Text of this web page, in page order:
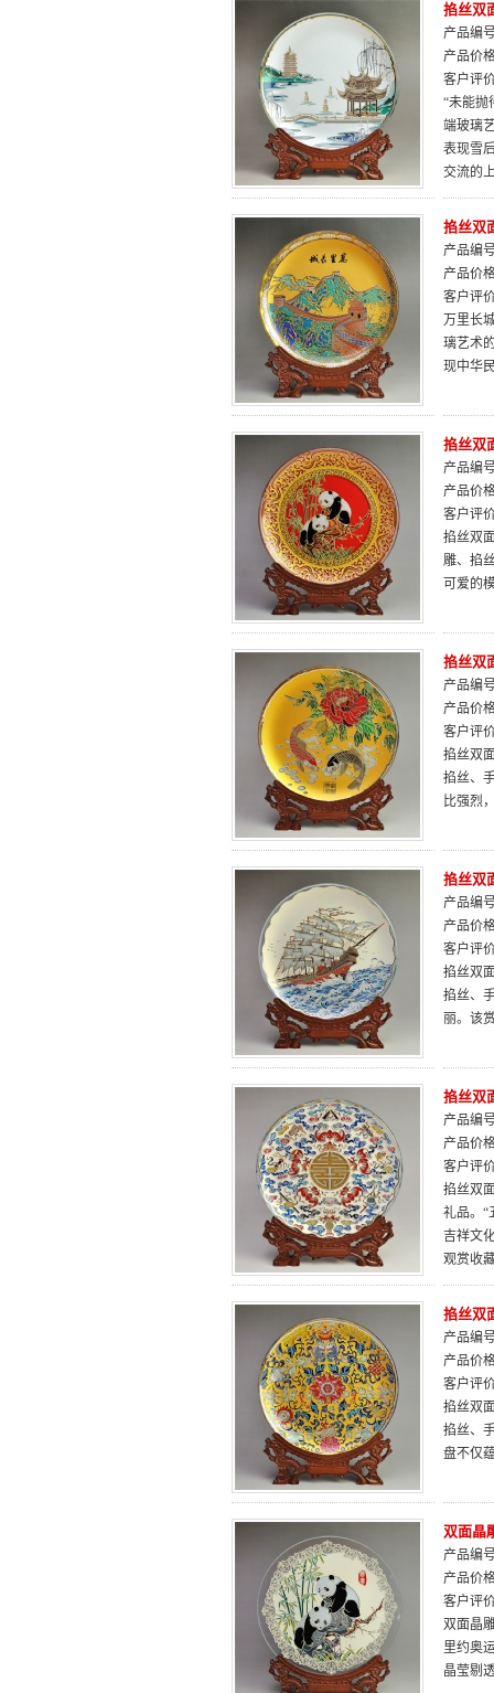
掐丝双
产品编
产品价
客户评
“未能抛
端玻璃
表现雪
交流的
掐丝双
产品编
产品价
客户评
万里长
璃艺术
现中华
掐丝双
产品编
产品价
客户评
掐丝双
雕、掐
可爱的
掐丝双
产品编
产品价
客户评
掐丝双
掐丝、
比强烈
掐丝双
产品编
产品价
客户评
掐丝双
掐丝、
丽。该
掐丝双
产品编
产品价
客户评
掐丝双
礼品。“
吉祥文
观赏收
掐丝双
产品编
产品价
客户评
掐丝双
掐丝、
盘不仅
双面晶
产品编
产品价
客户评
双面晶
里约奥
晶莹剔